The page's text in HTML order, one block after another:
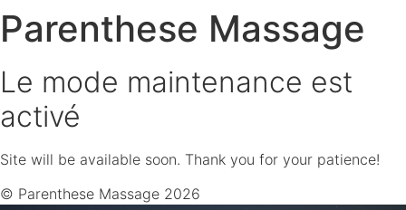
Parenthese Massage
Le mode maintenance est
activé
Site will be available soon. Thank you for your patience!
© Parenthese Massage 2026